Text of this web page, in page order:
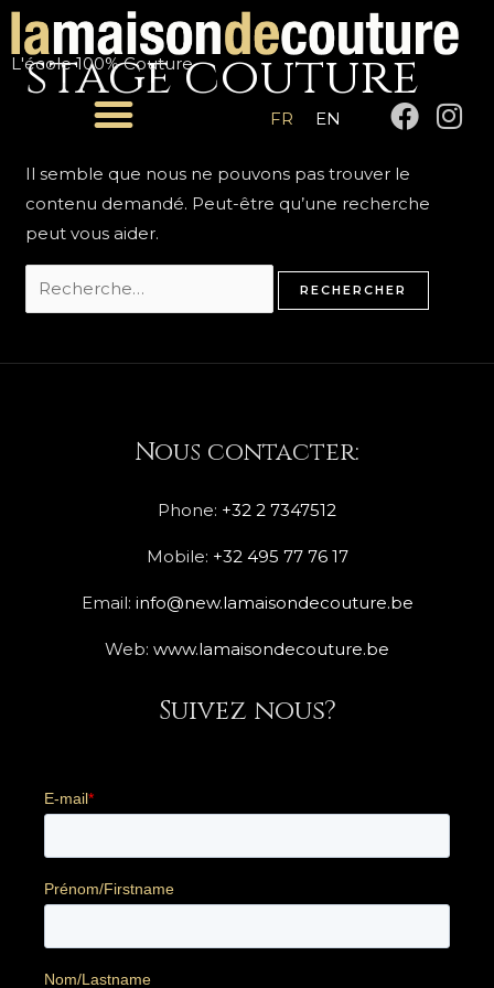
Aller
contenu
L'école 100% Couture
FR EN
F
a
c
e
o
k
I
n
stage couture
Il semble que nous ne pouvons pas trouver le
contenu demandé. Peut-être qu’une recherche
peut vous aider.
Rechercher :
Nous contacter:
Phone: +32 2 7347512
Mobile: +32 495 77 76 17
Email: info@new.lamaisondecouture.be
Web: www.lamaisondecouture.be
Suivez nous?